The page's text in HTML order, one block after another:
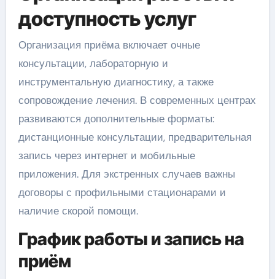
доступность услуг
Организация приёма включает очные
консультации, лабораторную и
инструментальную диагностику, а также
сопровождение лечения. В современных центрах
развиваются дополнительные форматы:
дистанционные консультации, предварительная
запись через интернет и мобильные
приложения. Для экстренных случаев важны
договоры с профильными стационарами и
наличие скорой помощи.
График работы и запись на
приём